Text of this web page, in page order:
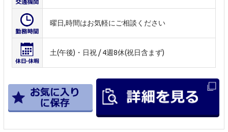
曜日,時間はお気軽にご相談ください
土(午後)・日祝 / 4週8休(祝日含まず)